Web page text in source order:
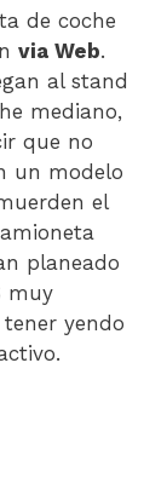
de coche
via Web.
al stand
mediano,
que no
un modelo
el
planeado
muy
yendo